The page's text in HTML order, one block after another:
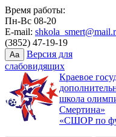
Время работы:
Пн-Вс 08-20
E-mail:
(3852) 47-19-19
Aa
Версия для
слабовидящих
Краевое
школа
Смертина»
«СШОР по